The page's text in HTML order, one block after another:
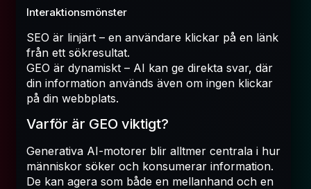
Interaktionsmönster
SEO är linjärt – en användare klickar på en länk
från ett sökresultat.
GEO är dynamiskt – AI kan ge direkta svar, där
din information används även om ingen klickar
på din webbplats.
Varför är GEO viktigt?
Generativa AI-motorer blir alltmer centrala i hur
människor söker och konsumerar information.
De kan agera som både en mellanhand och en